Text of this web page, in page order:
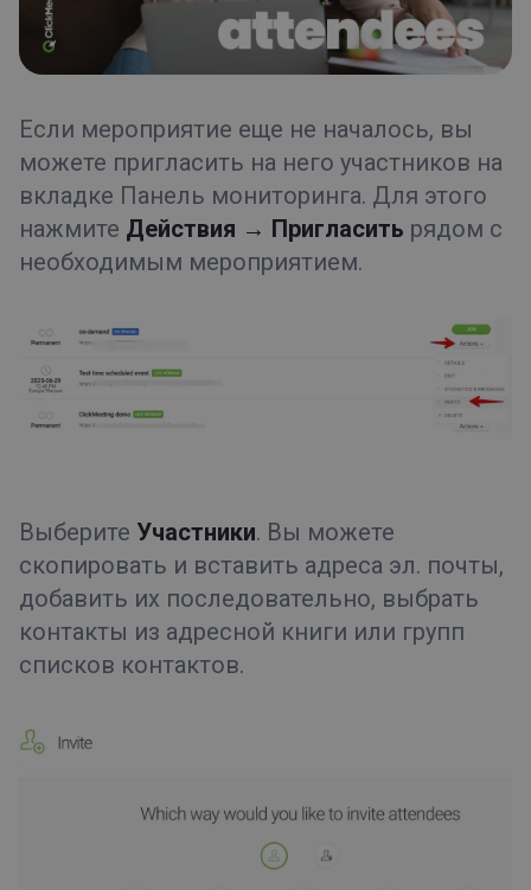
Приемная
Советы и рекомендации
Если мероприятие еще не началось, вы
можете пригласить на него участников на
вкладке Панель мониторинга. Для этого
нажмите Действия → Пригласить рядом с
необходимым мероприятием.
Выберите Участники. Вы можете
скопировать и вставить адреса эл. почты,
добавить их последовательно, выбрать
контакты из адресной книги или групп
списков контактов.